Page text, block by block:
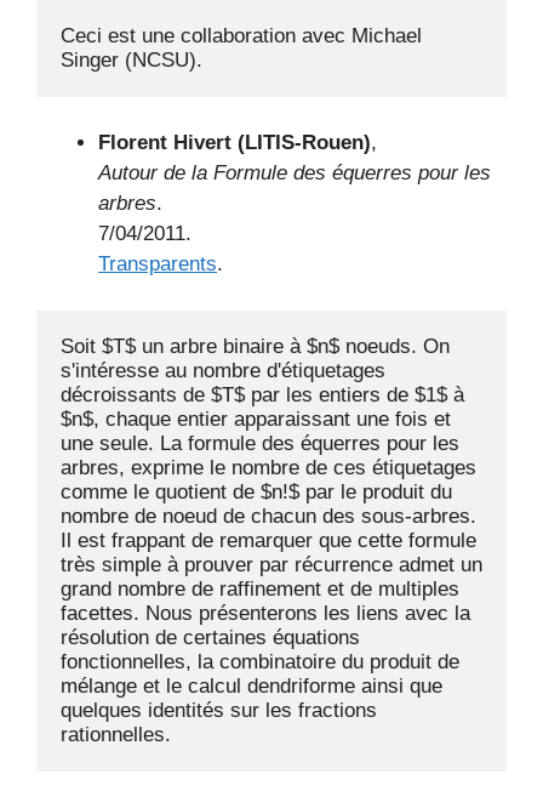
Ceci est une collaboration avec Michael
Singer (NCSU).
Florent Hivert (LITIS-Rouen),
Autour de la Formule des équerres pour les
arbres.
7/04/2011.
Transparents.
Soit $T$ un arbre binaire à $n$ noeuds. On
s'intéresse au nombre d'étiquetages
décroissants de $T$ par les entiers de $1$ à
$n$, chaque entier apparaissant une fois et
une seule. La formule des équerres pour les
arbres, exprime le nombre de ces étiquetages
comme le quotient de $n!$ par le produit du
nombre de noeud de chacun des sous-arbres.
Il est frappant de remarquer que cette formule
très simple à prouver par récurrence admet un
grand nombre de raffinement et de multiples
facettes. Nous présenterons les liens avec la
résolution de certaines équations
fonctionnelles, la combinatoire du produit de
mélange et le calcul dendriforme ainsi que
quelques identités sur les fractions
rationnelles.